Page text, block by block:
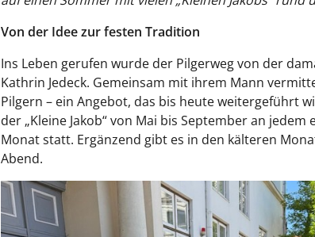
Von der Idee zur festen Tradition
Ins Leben gerufen wurde der Pilgerweg von der
Kathrin Jedeck. Gemeinsam mit ihrem Mann
Pilgern – ein Angebot, das bis heute weitergeführt
der „Kleine Jakob“ von Mai bis September an
Monat statt. Ergänzend gibt es in den kälteren
Abend.